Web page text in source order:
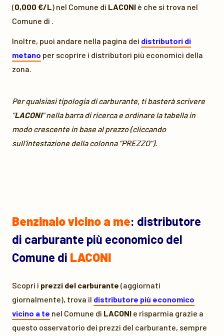
(0,000 €/L) nel Comune di LACONI è che si trova nel
Comune di .
Inoltre, puoi andare nella pagina dei distributori di
metano per scoprire i distributori più economici della
zona.
Per qualsiasi tipologia di carburante, ti basterà scrivere
"LACONI" nella barra di ricerca e ordinare la tabella in
modo crescente in base al prezzo (cliccando
sull'intestazione della colonna "PREZZO").
Benzinaio vicino a me: distributore
di carburante più economico del
Comune di LACONI
Scopri i prezzi del carburante (aggiornati
giornalmente), trova il distributore più economico
vicino a te nel Comune di LACONI e risparmia grazie a
questo osservatorio dei prezzi del carburante, sempre